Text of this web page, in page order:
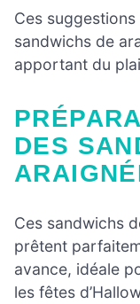
Ces
sandwichs de
apportant du
PRÉPARATION À L’AVANCE
DES
Ces sandwichs
prêtent
avance, idéale
les fêtes